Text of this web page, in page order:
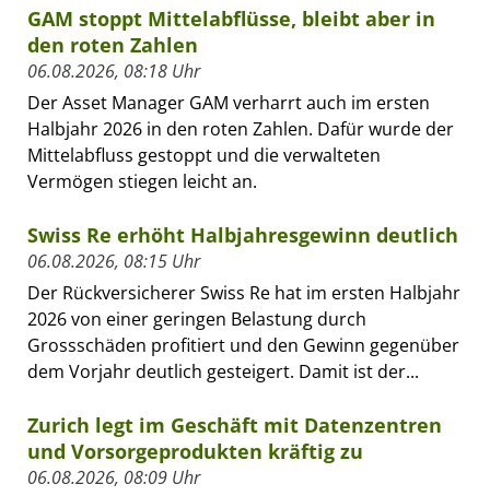
GAM stoppt Mittelabflüsse, bleibt aber in
den roten Zahlen
06.08.2026, 08:18 Uhr
Der Asset Manager GAM verharrt auch im ersten
Halbjahr 2026 in den roten Zahlen. Dafür wurde der
Mittelabfluss gestoppt und die verwalteten
Vermögen stiegen leicht an.
Swiss Re erhöht Halbjahresgewinn deutlich
06.08.2026, 08:15 Uhr
Der Rückversicherer Swiss Re hat im ersten Halbjahr
2026 von einer geringen Belastung durch
Grossschäden profitiert und den Gewinn gegenüber
dem Vorjahr deutlich gesteigert. Damit ist der...
Zurich legt im Geschäft mit Datenzentren
und Vorsorgeprodukten kräftig zu
06.08.2026, 08:09 Uhr